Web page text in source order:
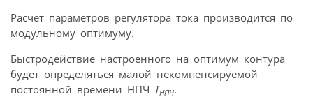
Расчет параметров регулятора тока производится по
модульному оптимуму.
Быстродействие настроенного на оптимум контура
будет определяться малой некомпенсируемой
постоянной времени НПЧ TНПЧ.